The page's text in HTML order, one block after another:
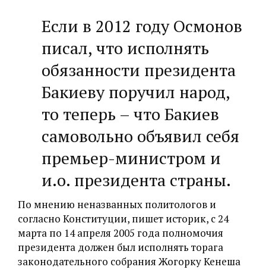
Если в 2012 году Осмонов
писал, что исполнять
обязанности президента
Бакиеву поручил народ,
то теперь – что Бакиев
самовольно объявил себя
премьер-министром и
и.о. президента страны.
По мнению неназванных политологов и
согласно Конституции, пишет историк, с 24
марта по 14 апреля 2005 года полномочия
президента должен был исполнять торага
законодательного собрания Жогорку Кенеша